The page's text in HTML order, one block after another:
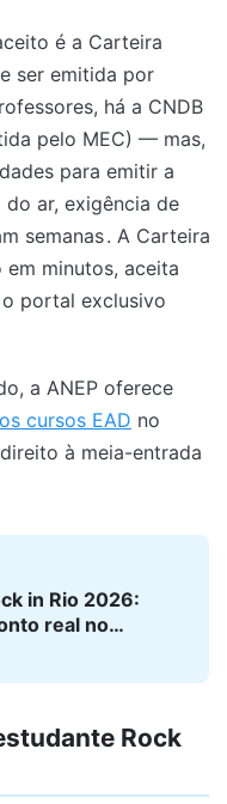
é a Carteira
ser emitida por
há a CNDB
pelo MEC) — mas,
para emitir a
ar, exigência de
semanas. A Carteira
minutos, aceita
portal exclusivo
a ANEP oferece
cursos EAD no
à meia-entrada
in Rio 2026:
real no
Rock